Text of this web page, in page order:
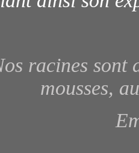
racines sont
mousses,